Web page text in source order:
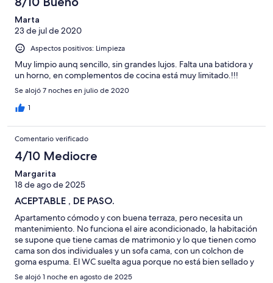
Marta
23 de jul de 2020
Aspectos positivos: Limpieza
Muy limpio aunq sencillo, sin grandes lujos. Falta una batidora y
un horno, en complementos de cocina está muy limitado.!!!
Se alojó 7 noches en julio de 2020
1
Comentario verificado
4/10 Mediocre
Margarita
18 de ago de 2025
ACEPTABLE , DE PASO.
Apartamento cómodo y con buena terraza, pero necesita un
mantenimiento. No funciona el aire acondicionado, la habitación
se supone que tiene camas de matrimonio y lo que tienen como
cama son dos individuales y un sofa cama, con un colchon de
goma espuma. El WC suelta agua porque no está bien sellado y
por la cocina hay hormigas.
Se alojó 1 noche en agosto de 2025